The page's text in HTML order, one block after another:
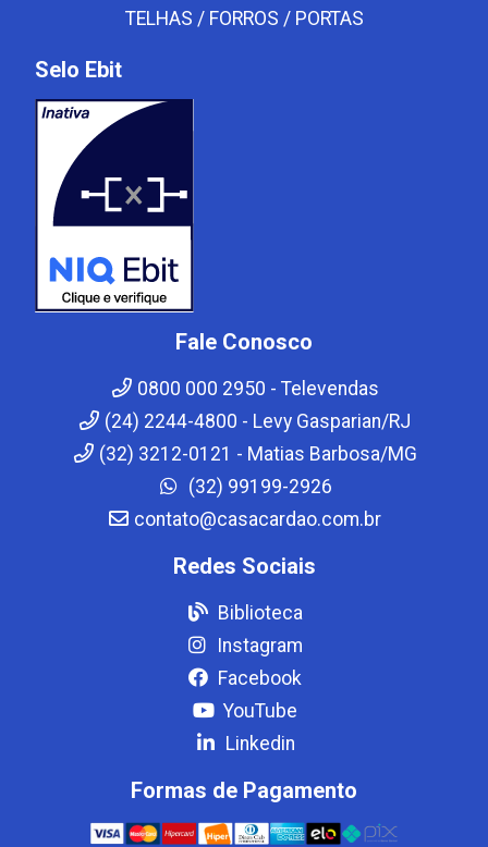
TELHAS / FORROS / PORTAS
Selo Ebit
Fale Conosco
0800 000 2950 - Televendas
(24) 2244-4800 - Levy Gasparian/RJ
(32) 3212-0121 - Matias Barbosa/MG
(32) 99199-2926
contato@casacardao.com.br
Redes Sociais
Biblioteca
Instagram
Facebook
YouTube
Linkedin
Formas de Pagamento